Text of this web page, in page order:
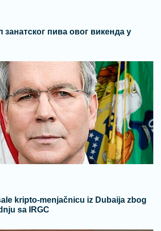
пива овог викенда у
kripto-menjačnicu iz Dubaija zbog
sa IRGC